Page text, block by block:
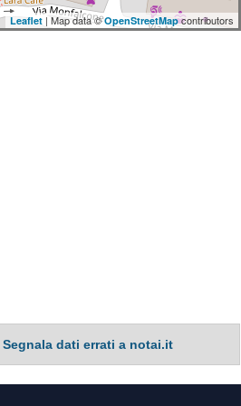
Leaflet | Map data ©OpenStreetMapcontributors
Segnala dati errati a notai.it